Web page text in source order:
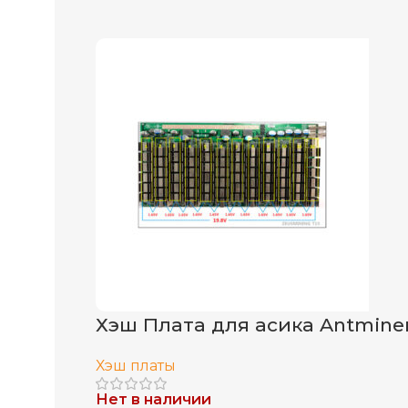
Хэш Плата для асика
Хэш платы
Нет в наличии